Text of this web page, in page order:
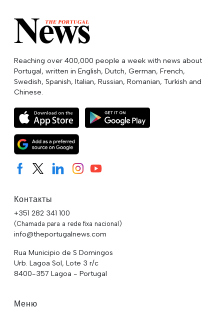
Reaching over 400,000 people a week with news about
Portugal, written in English, Dutch, German, French,
Swedish, Spanish, Italian, Russian, Romanian, Turkish and
Chinese.
Контакты
+351 282 341 100
(Chamada para a rede fixa nacional)
info@theportugalnews.com
Rua Municipio de S Domingos
Urb. Lagoa Sol, Lote 3 r/c
8400-357 Lagoa - Portugal
Меню